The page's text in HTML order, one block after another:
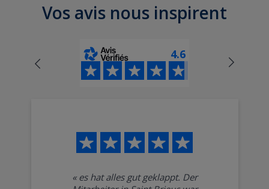
Vos avis nous inspirent
4.6
« es hat alles gut geklappt. Der